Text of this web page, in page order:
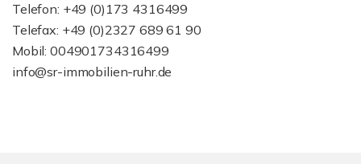
Telefon: +49 (0)173 4316499
Telefax: +49 (0)2327 689 61 90
Mobil: 004901734316499
info@sr-immobilien-ruhr.de